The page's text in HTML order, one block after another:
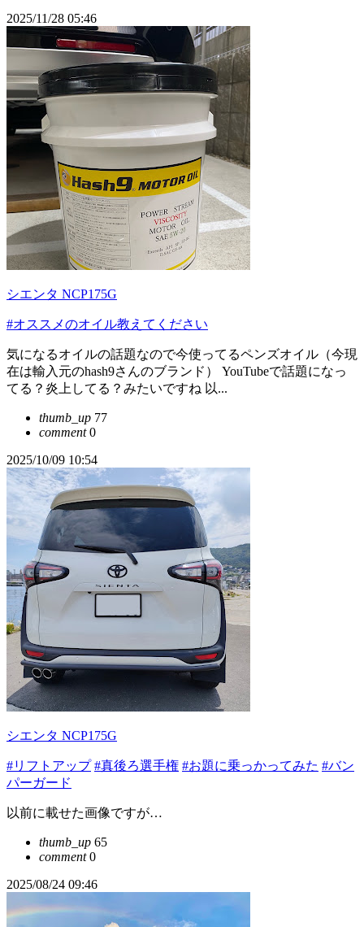
2025/11/28 05:46
シエンタ NCP175G
#オススメのオイル教えてください
気になるオイルの話題なので今使ってるペンズオイル（今現
在は輸入元のhash9さんのブランド） YouTubeで話題になっ
てる？炎上してる？みたいですね 以...
thumb_up 77
comment0
2025/10/09 10:54
シエンタ NCP175G
#リフトアップ #真後ろ選手権 #お題に乗っかってみた #バン
パーガード
以前に載せた画像ですが…
thumb_up 65
comment0
2025/08/24 09:46